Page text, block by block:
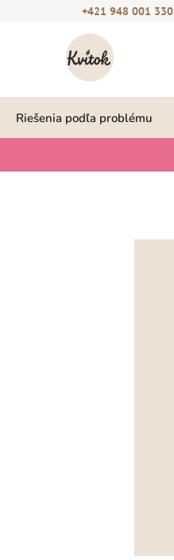
+421 948 001 330
Riešenia podľa problému